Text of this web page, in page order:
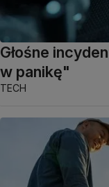
Głośne
w panikę"
TECH